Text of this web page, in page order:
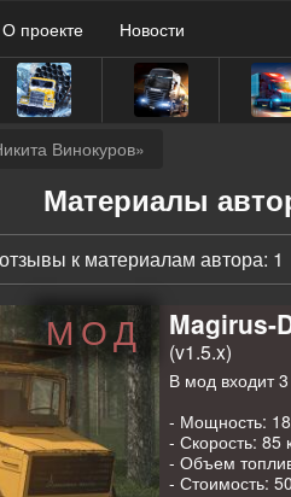
О проекте Новости
Винокуров»
Материалы
к материалам автора: 1
МОД Magirus-
(v1.5.x)
В мод входит
- Мощность:
- Скорость: 85
- Объем
- Стоимость: